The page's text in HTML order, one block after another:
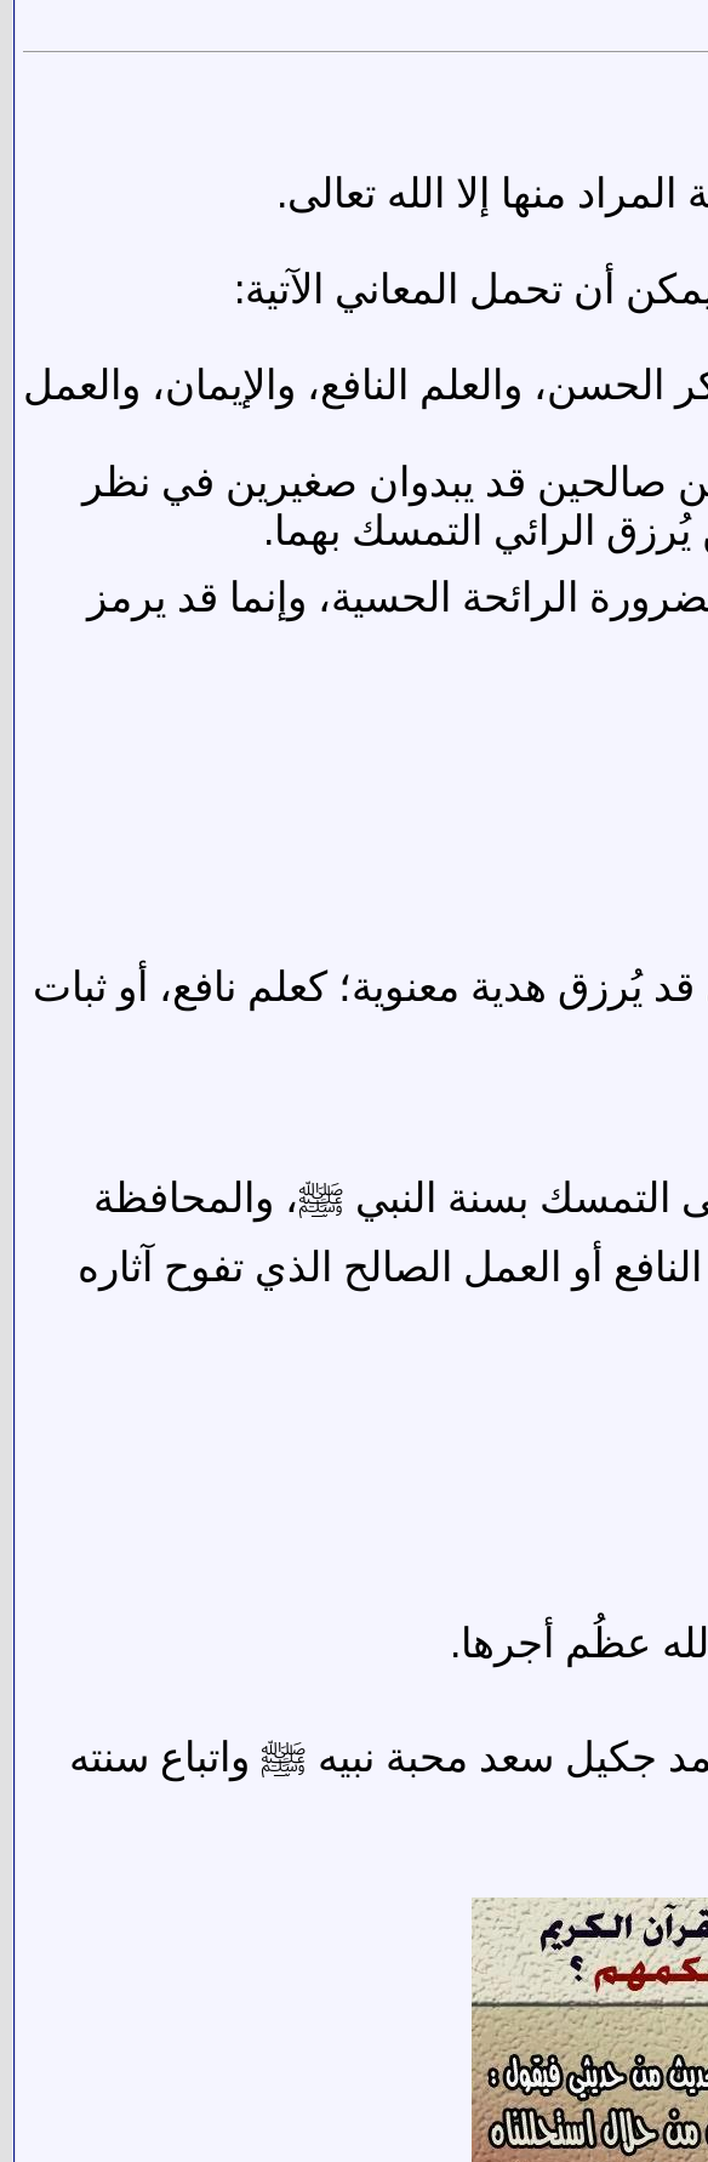
منها إلا الله تعالى.
أن تحمل المعاني الآتية:
والعلم النافع، والإيمان، والعمل
صالحين قد يبدوان صغيرين في نظر
يُرزق الرائي التمسك بهما.
الرائحة الحسية، وإنما قد يرمز
يُرزق هدية معنوية؛ كعلم نافع، أو ثبات
التمسك بسنة النبي ﷺ، والمحافظة
أو العمل الصالح الذي تفوح آثاره
عظُم أجرها.
جكيل سعد محبة نبيه ﷺ واتباع سنته